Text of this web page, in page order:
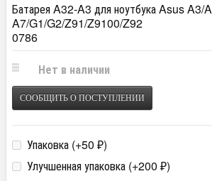
Батарея A32-A3 для ноутбука Asus
A7/G1/G2/Z91/Z9100/Z92
0786
Нет в наличии
СООБЩИТЬ О ПОСТУПЛЕНИИ
Упаковка (+50 ₽)
Улучшенная упаковка (+200 ₽)